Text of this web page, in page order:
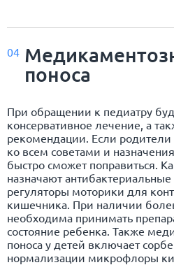
04
поноса
При обращении к педиатру
консервативное лечение, а
рекомендации. Если родители
ко всем советами и
быстро сможет поправиться.
назначают
регуляторы моторики для
кишечника. При наличии
необходима принимать
состояние ребенка. Также
поноса у детей включает
нормализации микрофлоры